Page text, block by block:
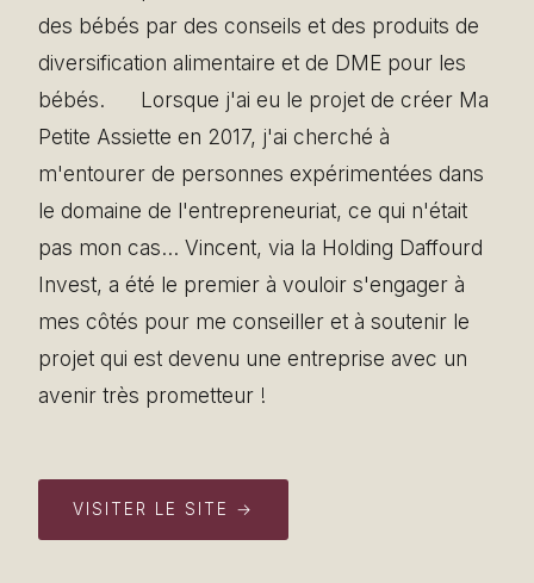
des bébés par des conseils et des produits de
diversification alimentaire et de DME pour les
bébés. ️ ️ ️ ️ ️ Lorsque j'ai eu le projet de créer Ma
Petite Assiette en 2017, j'ai cherché à
m'entourer de personnes expérimentées dans
le domaine de l'entrepreneuriat, ce qui n'était
pas mon cas… Vincent, via la Holding Daffourd
Invest, a été le premier à vouloir s'engager à
mes côtés pour me conseiller et à soutenir le
projet qui est devenu une entreprise avec un
avenir très prometteur !
VISITER LE SITE →